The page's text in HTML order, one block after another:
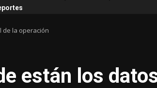
de la operación
están los